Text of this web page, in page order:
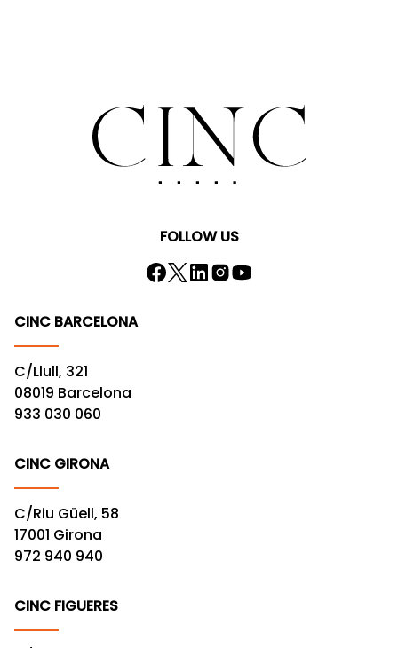
FOLLOW US
CINC BARCELONA
C/Llull, 321
08019 Barcelona
933 030 060
CINC GIRONA
C/Riu Güell, 58
17001 Girona
972 940 940
CINC FIGUERES